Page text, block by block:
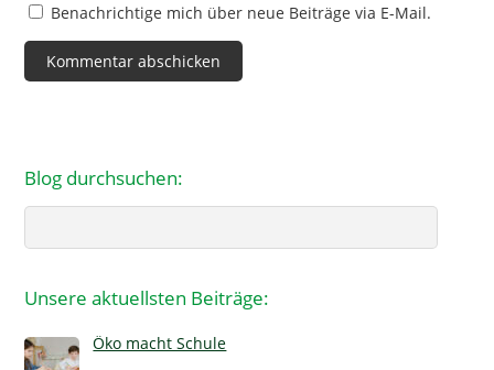
Benachrichtige mich über neue Beiträge via E-Mail.
Blog durchsuchen:
Unsere aktuellsten Beiträge:
Öko macht Schule